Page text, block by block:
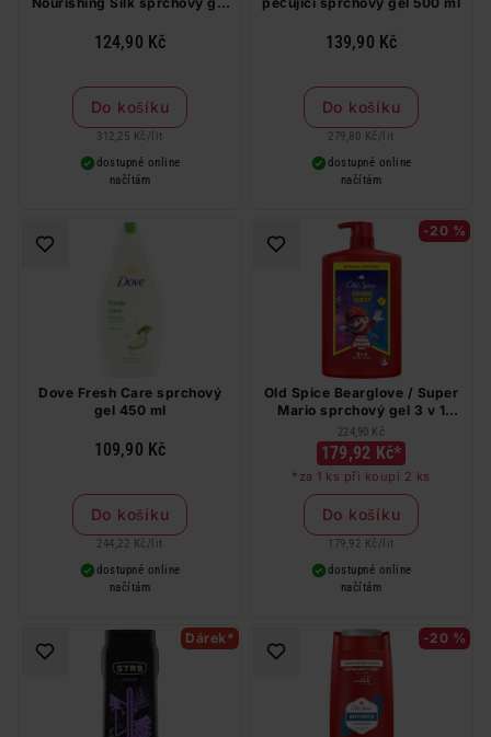
124,90 Kč
Do košíku
312,25 Kč / lit
dostupné online
načítám
139,90 Kč
Do košíku
279,80 Kč / lit
dostupné online
načítám
Dove Fresh Care sprchový
gel 450 ml
109,90 Kč
Do košíku
244,22 Kč / lit
dostupné online
načítám
-20 %
Old Spice Bearglove / Super
Mario sprchový gel 3 v 1
1000 ml
224,90 Kč
179,92 Kč*
*za 1 ks při koupi 2 ks
Do košíku
179,92 Kč / lit
dostupné online
načítám
Dárek* -20 %